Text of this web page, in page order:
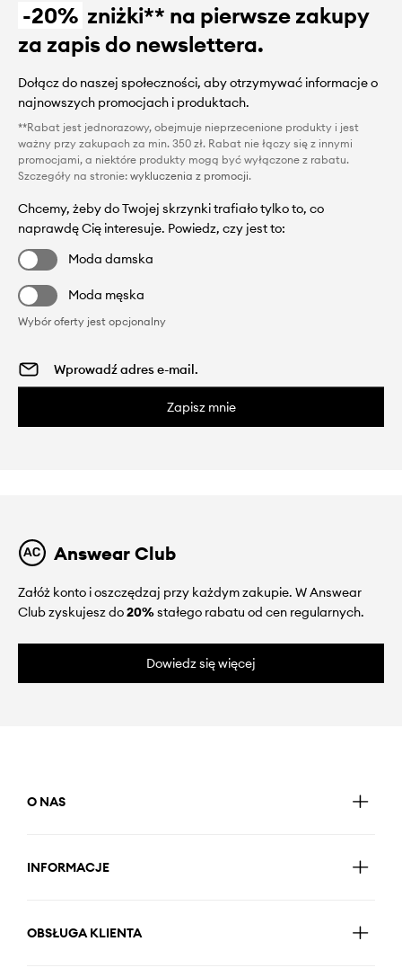
-20% zniżki** na pierwsze zakupy
za zapis do newslettera.
Dołącz do naszej społeczności, aby otrzymywać informacje o
najnowszych promocjach i produktach.
**Rabat jest jednorazowy, obejmuje nieprzecenione produkty i jest
ważny przy zakupach za min. 350 zł. Rabat nie łączy się z innymi
promocjami, a niektóre produkty mogą być wyłączone z rabatu.
Szczegóły na stronie: wykluczenia z promocji.
Chcemy, żeby do Twojej skrzynki trafiało tylko to, co
naprawdę Cię interesuje. Powiedz, czy jest to:
Moda damska
Moda męska
Wybór oferty jest opcjonalny
Zapisz mnie
Answear Club
Załóż konto i oszczędzaj przy każdym zakupie. W Answear
Club zyskujesz do20%stałego rabatu od cen regularnych.
Dowiedz się więcej
O NAS
INFORMACJE
OBSŁUGA KLIENTA